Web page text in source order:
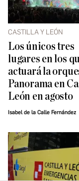
CASTILLA Y LEÓN
Los únicos tres
lugares en los
actuará la
Panorama en
León en agosto
Isabel de la Calle Fernández